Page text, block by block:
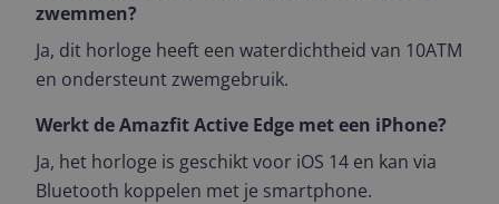
zwemmen?
Ja, dit horloge heeft een waterdichtheid van 10ATM
en ondersteunt zwemgebruik.
Werkt de Amazfit Active Edge met een iPhone?
Ja, het horloge is geschikt voor iOS 14 en kan via
Bluetooth koppelen met je smartphone.